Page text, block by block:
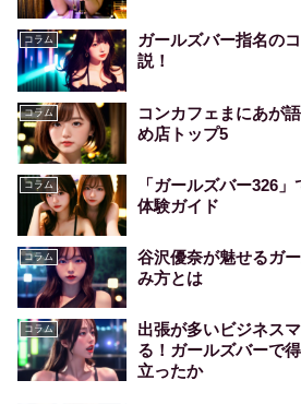
コラム
ガールズバー指名の
説！
コラム
コンカフェまにあが
め店トップ5
コラム
「ガールズバー326
体験ガイド
コラム
谷沢優奈が魅せるガ
み方とは
コラム
出張が多いビジネス
る！ガールズバーで
立ったか